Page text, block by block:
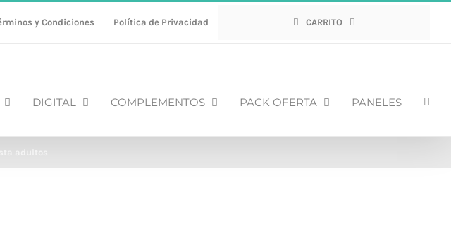
y Condiciones Política de Privacidad CARRITO
DIGITAL COMPLEMENTOS PACK OFERTA PANELES
adultos